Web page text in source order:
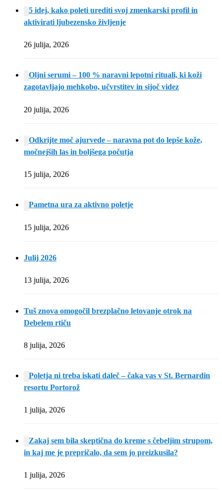
5 idej, kako poleti urediti svoj zmenkarski profil in
aktivirati ljubezensko življenje
26 julija, 2026
Oljni serumi – 100 % naravni lepotni rituali, ki koži
zagotavljajo mehkobo, učvrstitev in sijoč videz
20 julija, 2026
Odkrijte moč ajurvede – naravna pot do lepše kože,
močnejših las in boljšega počutja
15 julija, 2026
Pametna ura za aktivno poletje
15 julija, 2026
Julij 2026
13 julija, 2026
Tuš znova omogočil brezplačno letovanje otrok na
Debelem rtiču
8 julija, 2026
Poletja ni treba iskati daleč – čaka vas v St. Bernardin
resortu Portorož
1 julija, 2026
Zakaj sem bila skeptična do kreme s čebeljim strupom,
in kaj me je prepričalo, da sem jo preizkusila?
1 julija, 2026